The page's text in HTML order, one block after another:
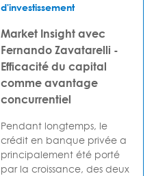
d'investissement
Market Insight avec
Fernando Zavatarelli -
Efficacité du capital
comme avantage
concurrentiel
Pendant longtemps, le
crédit en banque privée a
principalement été porté
par la croissance, des deux